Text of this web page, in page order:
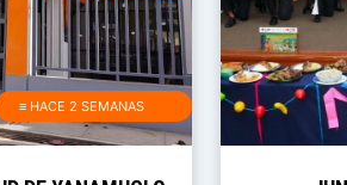
≡ HACE 2 SEMANAS